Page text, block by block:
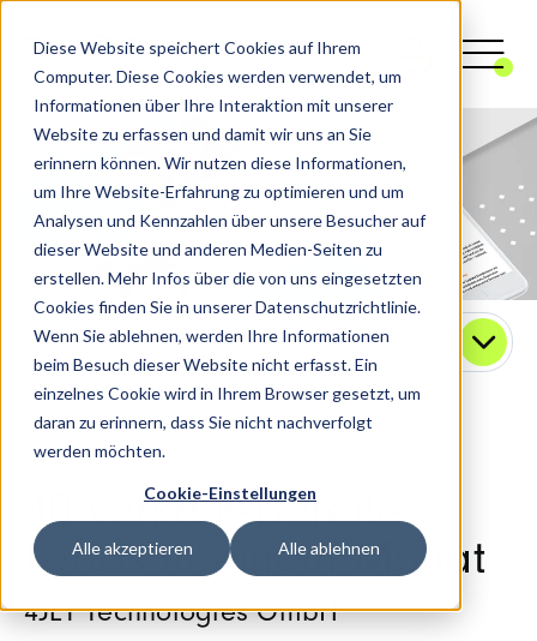
Diese Website speichert Cookies auf Ihrem
Computer. Diese Cookies werden verwendet, um
Informationen über Ihre Interaktion mit unserer
Website zu erfassen und damit wir uns an Sie
erinnern können. Wir nutzen diese Informationen,
um Ihre Website-Erfahrung zu optimieren und um
Analysen und Kennzahlen über unsere Besucher auf
dieser Website und anderen Medien-Seiten zu
erstellen. Mehr Infos über die von uns eingesetzten
Cookies finden Sie in unserer Datenschutzrichtlinie.
Wenn Sie ablehnen, werden Ihre Informationen
beim Besuch dieser Website nicht erfasst. Ein
einzelnes Cookie wird in Ihrem Browser gesetzt, um
daran zu erinnern, dass Sie nicht nachverfolgt
werden möchten.
Cookie-Einstellungen
Alle akzeptieren Alle ablehnen
Kontakt
40 verkaufsbereite
Leads in einem Monat
4JET Technologies GmbH